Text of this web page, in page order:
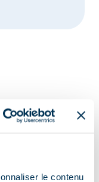
le contenu